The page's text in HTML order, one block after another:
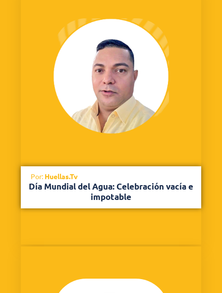
Por: Huellas.Tv
Día Mundial del Agua: Celebración vacía e
impotable